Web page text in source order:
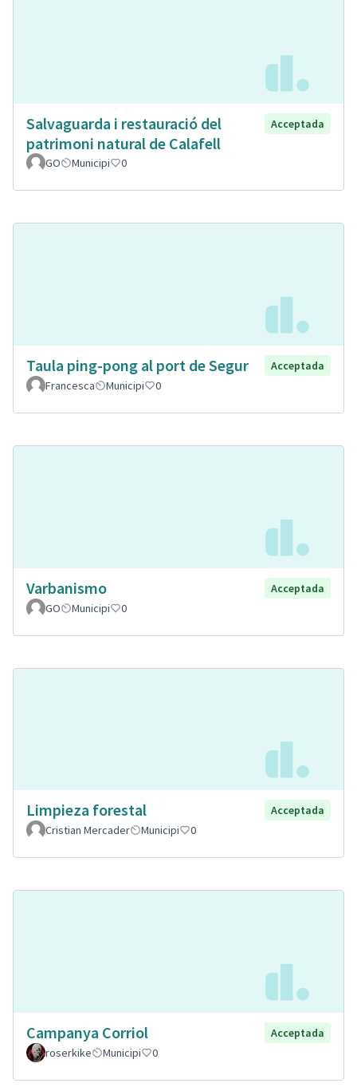
Salvaguarda i restauració del
patrimoni natural de Calafell
Acceptada
GO Municipi 0
Taula ping-pong al port de Segur
Acceptada
Francesca
Municipi 0
Varbanismo
Acceptada
GO
Municipi 0
Limpieza forestal
Acceptada
Cristian Mercader
Municipi 0
Campanya Corriol
Acceptada
roserkike
Municipi 0